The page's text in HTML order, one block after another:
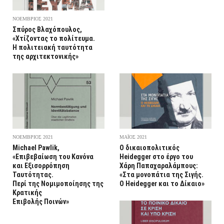
ΝΟΕΜΒΡΙΟΣ 2021
Σπύρος Βλαχόπουλος,
«Χτίζοντας το πολίτευμα.
Η πολιτειακή ταυτότητα
της αρχιτεκτονικής»
ΝΟΕΜΒΡΙΟΣ 2021
Michael Pawlik,
«Επιβεβαίωση του Κανόνα
και Εξισορρόπηση
Ταυτότητας.
Περί της Νομιμοποίησης της
Κρατικής
Επιβολής Ποινών»
ΜΑΪΟΣ 2021
Ο δικαιοπολιτικός
Heidegger στο έργο του
Χάρη Παπαχαραλάμπους:
«Στα μονοπάτια της Σιγής.
Ο Heidegger και το Δίκαιο»